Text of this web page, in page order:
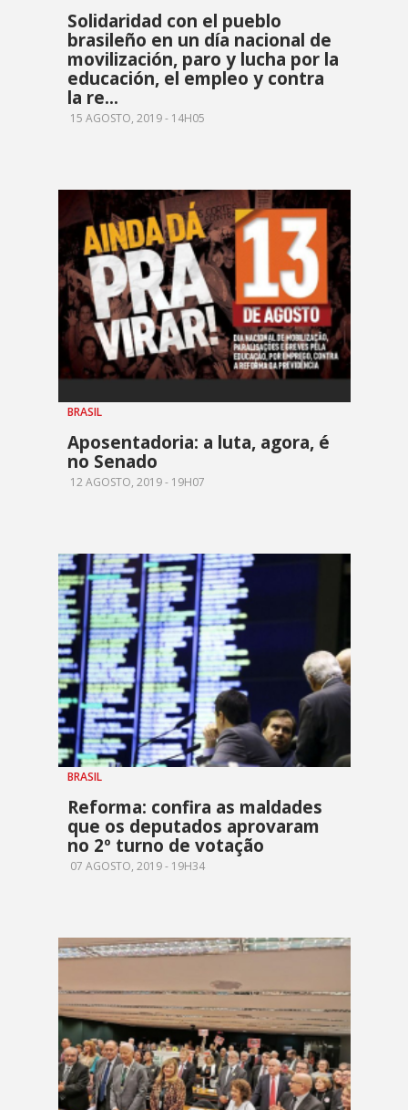
Solidaridad con el pueblo
brasileño en un día nacional de
movilización, paro y lucha por la
educación, el empleo y contra
la re...
15 AGOSTO, 2019 - 14H05
BRASIL
Aposentadoria: a luta, agora, é
no Senado
12 AGOSTO, 2019 - 19H07
BRASIL
Reforma: confira as maldades
que os deputados aprovaram
no 2º turno de votação
07 AGOSTO, 2019 - 19H34